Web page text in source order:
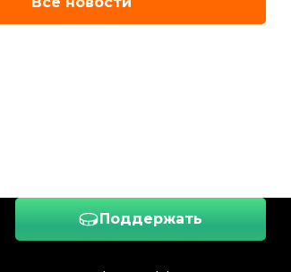
Поддержать